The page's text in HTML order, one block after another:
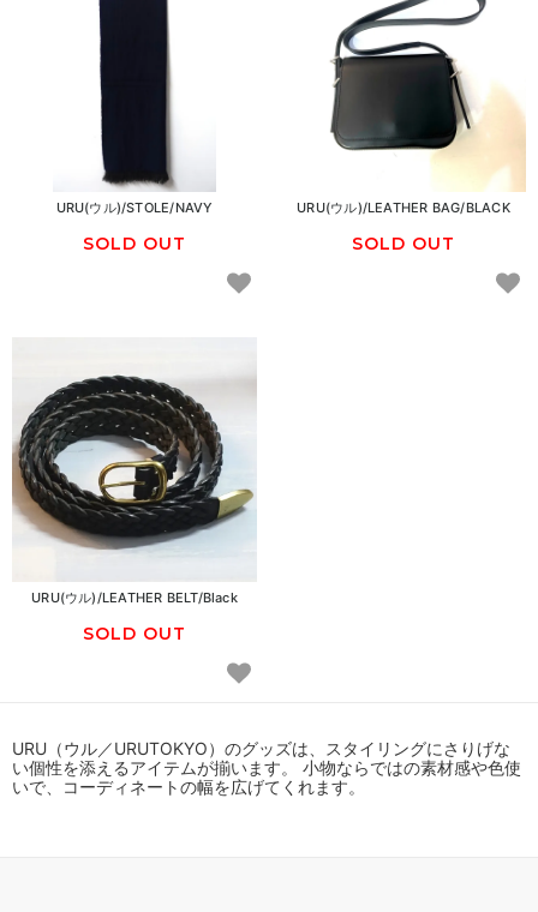
URU(ウル)/STOLE/NAVY
SOLD OUT
URU(ウル)/LEATHER BAG/BLACK
SOLD OUT
URU(ウル)/LEATHER BELT/Black
SOLD OUT
URU（ウル／URUTOKYO）のグッズは、スタイリングにさりげな
い個性を添えるアイテムが揃います。 小物ならではの素材感や色使
いで、コーディネートの幅を広げてくれます。